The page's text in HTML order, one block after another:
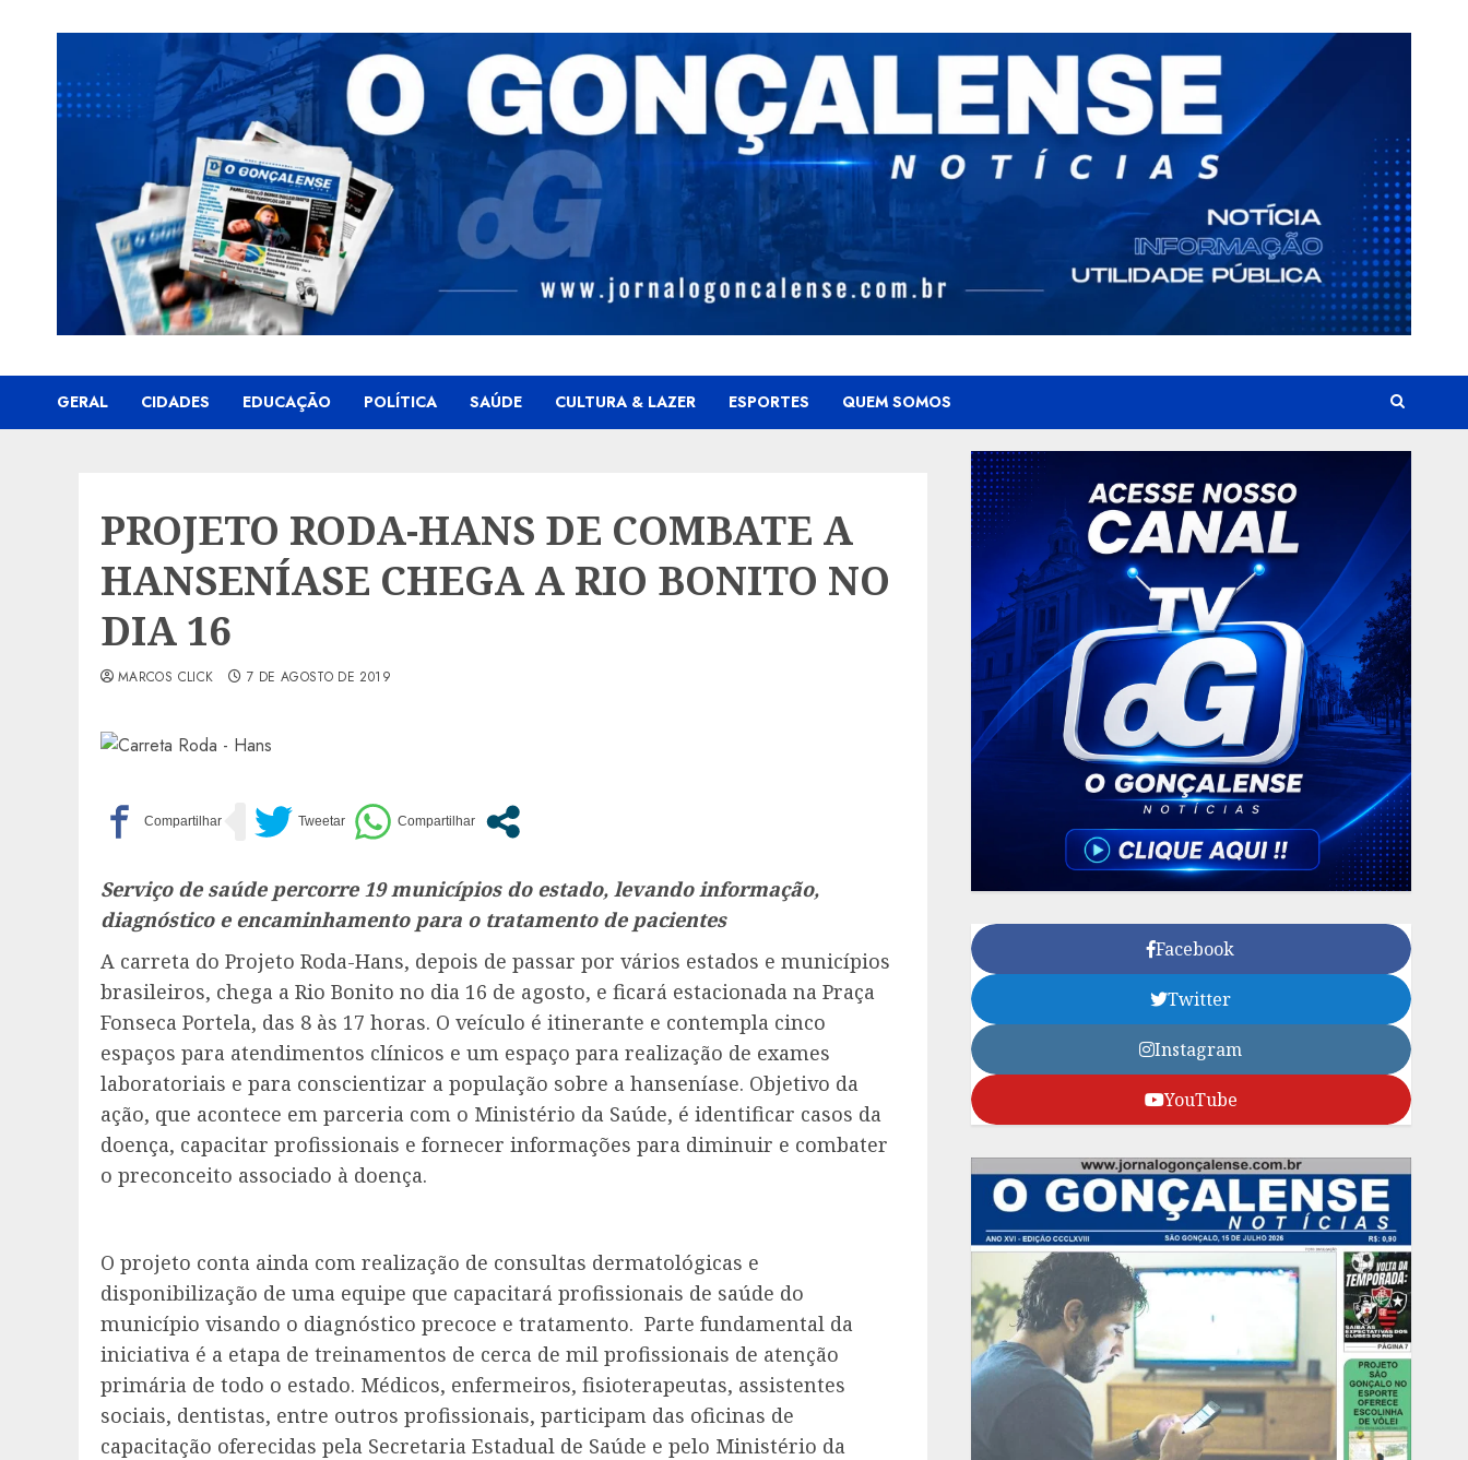
GERAL CIDADES EDUCAÇÃO POLÍTICA SAÚDE CULTURA & LAZER ESPORTES QUEM SOMOS
PROJETO RODA-HANS DE COMBATE A
HANSENÍASE CHEGA A RIO BONITO NO
DIA 16
MARCOS CLICK 7 DE AGOSTO DE 2019
Serviço de saúde percorre 19 municípios do estado, levando informação,
diagnóstico e encaminhamento para o tratamento de pacientes
A carreta do Projeto Roda-Hans, depois de passar por vários estados e municípios
brasileiros, chega a Rio Bonito no dia 16 de agosto, e ficará estacionada na Praça
Fonseca Portela, das 8 às 17 horas. O veículo é itinerante e contempla cinco
espaços para atendimentos clínicos e um espaço para realização de exames
laboratoriais e para conscientizar a população sobre a hanseníase. Objetivo da
ação, que acontece em parceria com o Ministério da Saúde, é identificar casos da
doença, capacitar profissionais e fornecer informações para diminuir e combater
o preconceito associado à doença.
O projeto conta ainda com realização de consultas dermatológicas e
disponibilização de uma equipe que capacitará profissionais de saúde do
município visando o diagnóstico precoce e tratamento. Parte fundamental da
iniciativa é a etapa de treinamentos de cerca de mil profissionais de atenção
primária de todo o estado. Médicos, enfermeiros, fisioterapeutas, assistentes
sociais, dentistas, entre outros profissionais, participam das oficinas de
capacitação oferecidas pela Secretaria Estadual de Saúde e pelo Ministério da
Facebook
Twitter
Instagram
YouTube